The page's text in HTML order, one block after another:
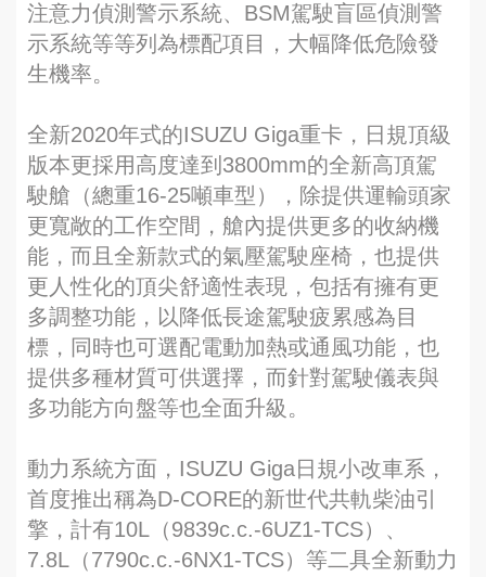
注意力偵測警示系統、BSM駕駛盲區偵測警
示系統等等列為標配項目，大幅降低危險發
生機率。
全新2020年式的ISUZU Giga重卡，日規頂級
版本更採用高度達到3800mm的全新高頂駕
駛艙（總重16-25噸車型），除提供運輸頭家
更寬敞的工作空間，艙內提供更多的收納機
能，而且全新款式的氣壓駕駛座椅，也提供
更人性化的頂尖舒適性表現，包括有擁有更
多調整功能，以降低長途駕駛疲累感為目
標，同時也可選配電動加熱或通風功能，也
提供多種材質可供選擇，而針對駕駛儀表與
多功能方向盤等也全面升級。
動力系統方面，ISUZU Giga日規小改車系，
首度推出稱為D-CORE的新世代共軌柴油引
擎，計有10L（9839c.c.-6UZ1-TCS）、
7.8L（7790c.c.-6NX1-TCS）等二具全新動力